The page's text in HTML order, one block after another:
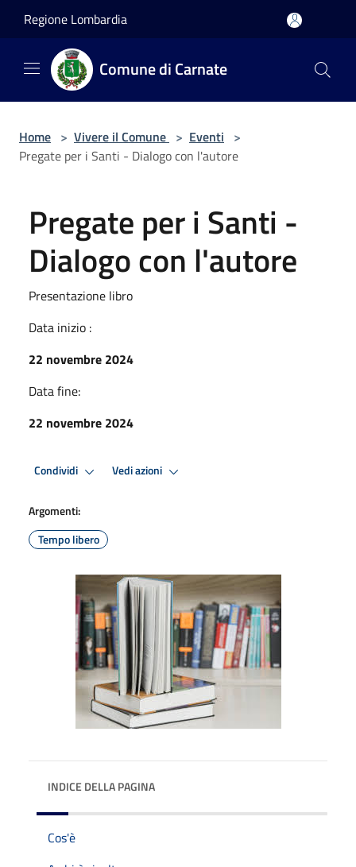
Regione Lombardia
Comune di Carnate
Home > Vivere il Comune > Eventi >
Pregate per i Santi - Dialogo con l'autore
Pregate per i Santi -
Dialogo con l'autore
Presentazione libro
Data inizio :
22 novembre 2024
Data fine:
22 novembre 2024
Condividi Vedi azioni
Argomenti:
Tempo libero
INDICE DELLA PAGINA
Cos'è